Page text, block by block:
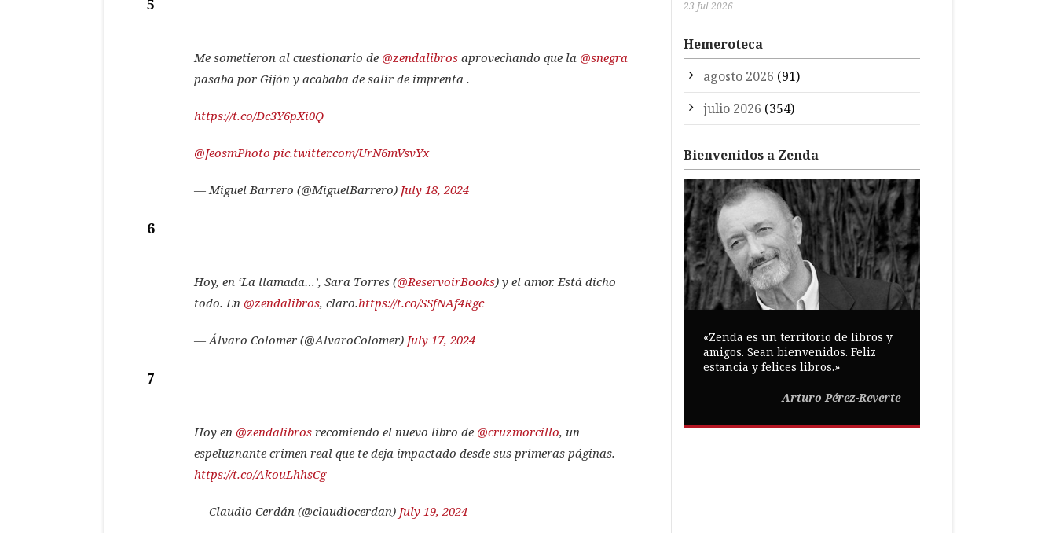
Me sometieron al cuestionario de @zendalibros aprovechando que la @snegra
pasaba por Gijón y acababa de salir de imprenta .
https://t.co/Dc3Y6pXi0Q
@JeosmPhoto pic.twitter.com/UrN6mVsvYx
— Miguel Barrero (@MiguelBarrero) July 18, 2024
6
Hoy, en ‘La llamada…’, Sara Torres (@ReservoirBooks) y el amor. Está dicho
todo. En @zendalibros, claro.https://t.co/SSfNAf4Rgc
— Álvaro Colomer (@AlvaroColomer) July 17, 2024
7
Hoy en @zendalibros recomiendo el nuevo libro de @cruzmorcillo, un
espeluznante crimen real que te deja impactado desde sus primeras páginas.
https://t.co/AkouLhhsCg
— Claudio Cerdán (@claudiocerdan) July 19, 2024
23 Jul 2026
Hemeroteca
agosto 2026 (91)
julio 2026 (354)
Bienvenidos a Zenda
«Zenda es un territorio de libros y
amigos. Sean bienvenidos. Feliz
estancia y felices libros.»
Arturo Pérez-Reverte